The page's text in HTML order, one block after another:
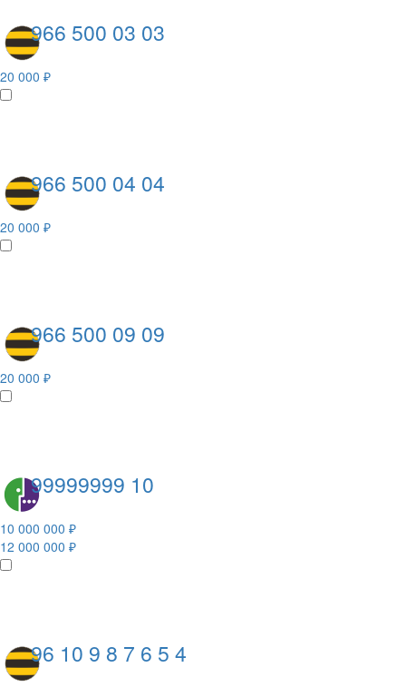
966 500 03 03
20 000 ₽
966 500 04 04
20 000 ₽
966 500 09 09
20 000 ₽
99999999 10
10 000 000 ₽
12 000 000 ₽
96 10 9 8 7 6 5 4